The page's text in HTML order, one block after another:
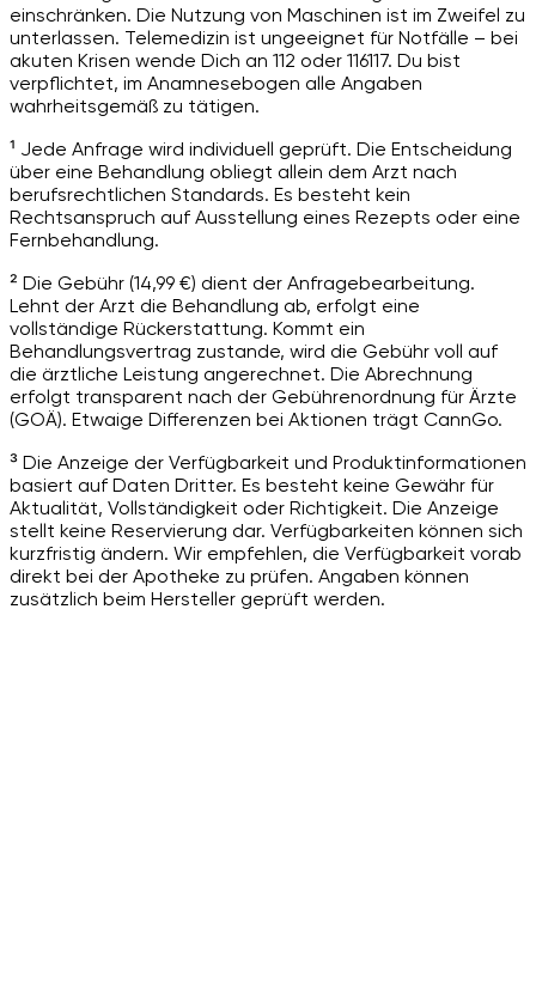
einschränken. Die Nutzung von Maschinen ist im Zweifel zu
unterlassen. Telemedizin ist ungeeignet für Notfälle – bei
akuten Krisen wende Dich an 112 oder 116117. Du bist
verpflichtet, im Anamnesebogen alle Angaben
wahrheitsgemäß zu tätigen.
¹ Jede Anfrage wird individuell geprüft. Die Entscheidung
über eine Behandlung obliegt allein dem Arzt nach
berufsrechtlichen Standards. Es besteht kein
Rechtsanspruch auf Ausstellung eines Rezepts oder eine
Fernbehandlung.
² Die Gebühr (14,99 €) dient der Anfragebearbeitung.
Lehnt der Arzt die Behandlung ab, erfolgt eine
vollständige Rückerstattung. Kommt ein
Behandlungsvertrag zustande, wird die Gebühr voll auf
die ärztliche Leistung angerechnet. Die Abrechnung
erfolgt transparent nach der Gebührenordnung für Ärzte
(GOÄ). Etwaige Differenzen bei Aktionen trägt CannGo.
³ Die Anzeige der Verfügbarkeit und Produktinformationen
basiert auf Daten Dritter. Es besteht keine Gewähr für
Aktualität, Vollständigkeit oder Richtigkeit. Die Anzeige
stellt keine Reservierung dar. Verfügbarkeiten können sich
kurzfristig ändern. Wir empfehlen, die Verfügbarkeit vorab
direkt bei der Apotheke zu prüfen. Angaben können
zusätzlich beim Hersteller geprüft werden.